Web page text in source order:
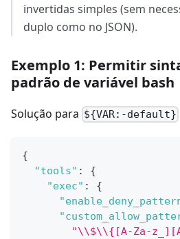
invertidas simples (sem
duplo como no JSON).
Exemplo 1: Permitir
padrão de variável bash
Solução para ${VAR:-default}
{
"tools" :
{
"exec" :
{
"\\$\\{[A-Za-